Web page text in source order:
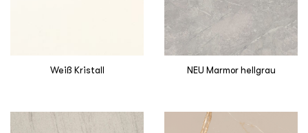
Weiß Kristall NEU Marmor hellgrau